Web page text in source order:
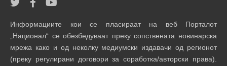
Информациите кои се пласираат на веб Порталот
„Национал“ се обезбедуваат преку сопствената новинарска
мрежа како и од неколку медиумски издавачи од регионот
(преку регулирани договори за соработка/авторски права).